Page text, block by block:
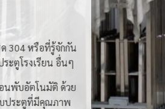
304 หรือที่รู้จักกัน
ะตูโรงเรียน อื่นๆ
นพับอัตโนมัติ ด้วย
บประตูที่มีคุณภาพ